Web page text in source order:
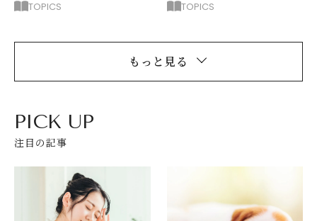
TOPICS TOPICS
もっと見る
PICK UP
注目の記事